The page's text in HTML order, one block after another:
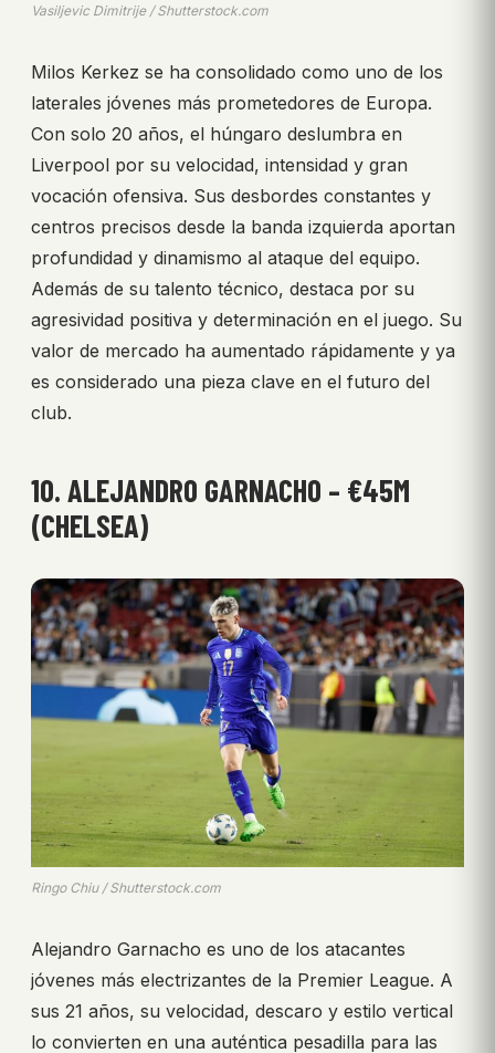
Vasiljevic Dimitrije / Shutterstock.com
Milos Kerkez se ha consolidado como uno de los
laterales jóvenes más prometedores de Europa.
Con solo 20 años, el húngaro deslumbra en
Liverpool por su velocidad, intensidad y gran
vocación ofensiva. Sus desbordes constantes y
centros precisos desde la banda izquierda aportan
profundidad y dinamismo al ataque del equipo.
Además de su talento técnico, destaca por su
agresividad positiva y determinación en el juego. Su
valor de mercado ha aumentado rápidamente y ya
es considerado una pieza clave en el futuro del
club.
10. ALEJANDRO GARNACHO – €45M
(CHELSEA)
Ringo Chiu / Shutterstock.com
Alejandro Garnacho es uno de los atacantes
jóvenes más electrizantes de la Premier League. A
sus 21 años, su velocidad, descaro y estilo vertical
lo convierten en una auténtica pesadilla para las